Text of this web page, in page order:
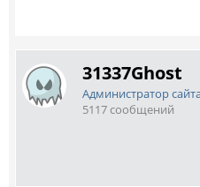
31337Ghost
Администратор
5117 сообщений